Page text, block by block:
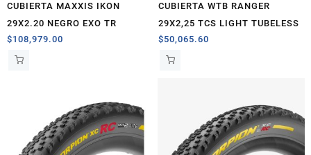
CUBIERTA MAXXIS IKON
29X2.20 NEGRO EXO TR
$108,979.00
CUBIERTA WTB RANGER
29X2,25 TCS LIGHT TUBELESS
$50,065.60